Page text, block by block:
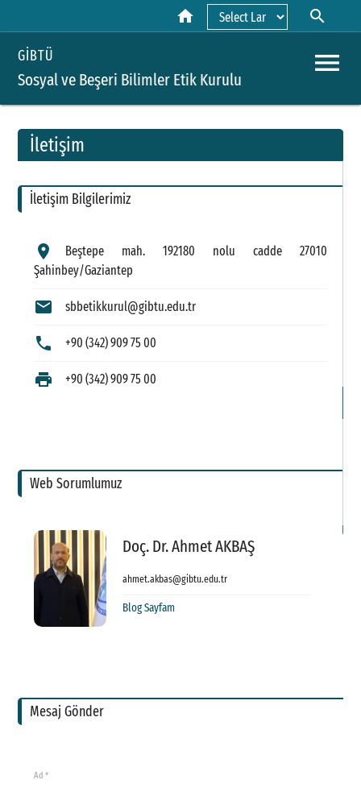
home search
GİBTÜ
Sosyal ve Beşeri Bilimler Etik Kurulu
menu
İletişim
İletişim Bilgilerimiz
location_on
Beştepe mah. 192180 nolu cadde 27010
Şahinbey/Gaziantep
mail sbbetikkurul@gibtu.edu.tr
phone +90 (342) 909 75 00
print +90 (342) 909 75 00
Web Sorumlumuz
Doç. Dr. Ahmet AKBAŞ
ahmet.akbas@gibtu.edu.tr
Blog Sayfam
Mesaj Gönder
Ad *